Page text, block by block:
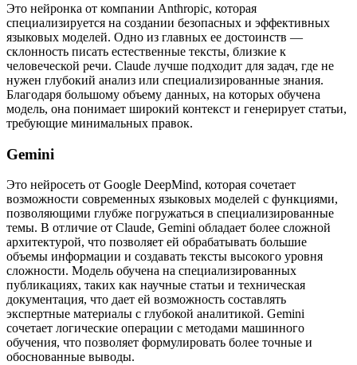
Это нейронка от компании Anthropic, которая
специализируется на создании безопасных и эффективных
языковых моделей. Одно из главных ее достоинств —
склонность писать естественные тексты, близкие к
человеческой речи. Claude лучше подходит для задач, где не
нужен глубокий анализ или специализированные знания.
Благодаря большому объему данных, на которых обучена
модель, она понимает широкий контекст и генерирует статьи,
требующие минимальных правок.
Gemini
Это нейросеть от Google DeepMind, которая сочетает
возможности современных языковых моделей с функциями,
позволяющими глубже погружаться в специализированные
темы. В отличие от Claude, Gemini обладает более сложной
архитектурой, что позволяет ей обрабатывать большие
объемы информации и создавать тексты высокого уровня
сложности. Модель обучена на специализированных
публикациях, таких как научные статьи и техническая
документация, что дает ей возможность составлять
экспертные материалы с глубокой аналитикой. Gemini
сочетает логические операции с методами машинного
обучения, что позволяет формулировать более точные и
обоснованные выводы.